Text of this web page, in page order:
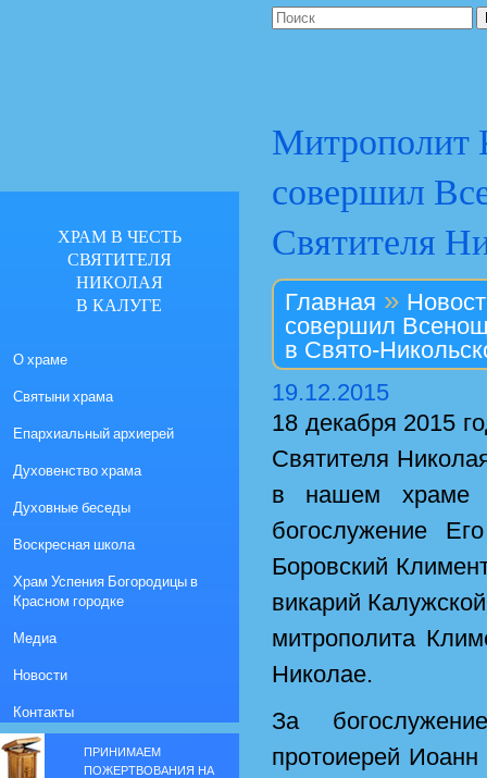
Митрополит
совершил
Святителя
Главная »
совершил
в Свято-
19.12.2015
18 декабря 2015
Святителя
в нашем храме
богослужение
Боровский
викарий
митрополита
Николае.
За
протоиерей
ХРАМ В ЧЕСТЬ
СВЯТИТЕЛЯ
НИКОЛАЯ
В КАЛУГЕ
О храме
Святыни храма
Епархиальный архиерей
Духовенство храма
Духовные беседы
Воскресная школа
Храм Успения Богородицы в
Красном городке
Медиа
Новости
Контакты
ПРИНИМАЕМ
ПОЖЕРТВОВАНИЯ НА